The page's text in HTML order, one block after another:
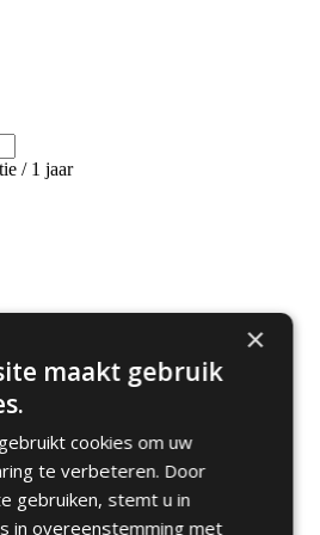
/ 1 jaar
(1)
365 Personal &
×
maakt gebruik
cookies om uw
te verbeteren. Door
gebruiken, stemt u in
in overeenstemming met